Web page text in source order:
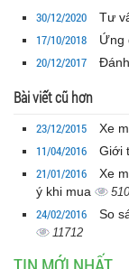
30/12/2020 Tư
17/10/2018 Ứng
20/12/2017
Bài viết cũ hơn
23/12/2015 Xe
11/04/2016 Giới
21/01/2016
Xe
ý khi mua
24/02/2016 So
11712
TIN MỚI NHẤT